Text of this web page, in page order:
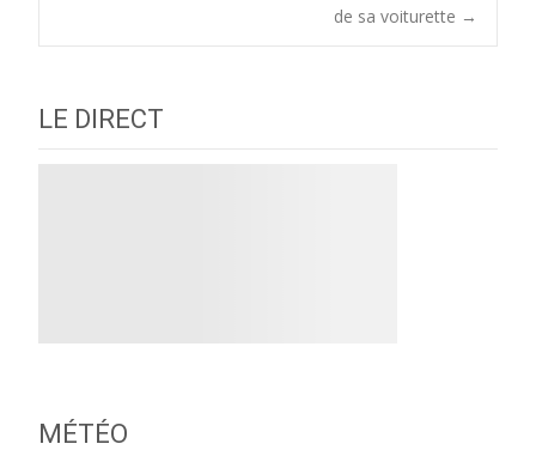
de sa voiturette →
LE DIRECT
MÉTÉO